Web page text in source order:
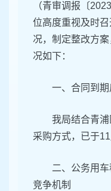
（青审调报〔
位高度重视及时
况，制定整改方
况如下：
一、合同到
我局结合青
采购方式，已于
二、公务用
竞争机制